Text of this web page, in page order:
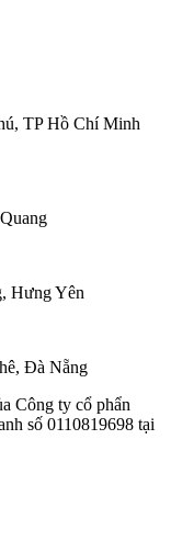
TP Hồ Chí Minh
Hưng Yên
Đà Nẵng
Công ty cổ phẩn
số 0110819698 tại